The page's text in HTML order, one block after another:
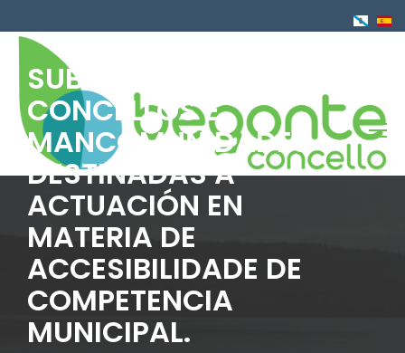
o
principalSUBVENCIÓNS A
CONCELLOS E
MANCOMUNIDADES
DESTINADAS A
ACTUACIÓN EN
MATERIA DE
ACCESIBILIDADE DE
COMPETENCIA
MUNICIPAL.